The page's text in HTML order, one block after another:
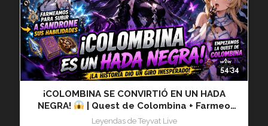
54:34
¡COLOMBINA SE CONVIRTIÓ EN UN HADA
NEGRA!
| Quest de Colombina + Farmeo
para Sandrone | 20260718
Leyendas de Teyvat Live